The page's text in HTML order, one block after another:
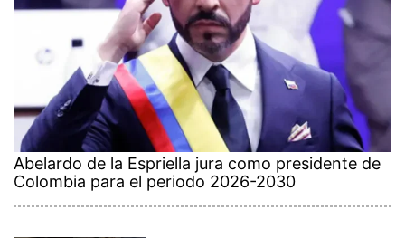
Abelardo de la Espriella jura como presidente de
Colombia para el periodo 2026-2030